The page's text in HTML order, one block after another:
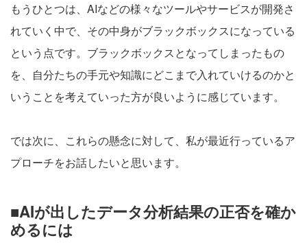
もうひとつは、AIなどの様々なツールやサービスが開発さ
れていく中で、その中身がブラックボックスになっている
という点です。ブラックボックスとなってしまったもの
を、自分たちの手元や知識にどこまで入れていけるのかと
いうことを考えていった方が良いように感じています。
では次に、これらの懸念に対して、私が最近行っているア
プローチをお話したいと思います。
■AIが出したデータ分析結果の正否を確か
めるには